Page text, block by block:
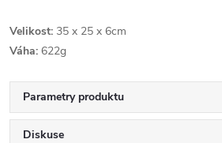
Velikost: 35 x 25 x 6cm
Váha: 622g
Parametry produktu
Diskuse